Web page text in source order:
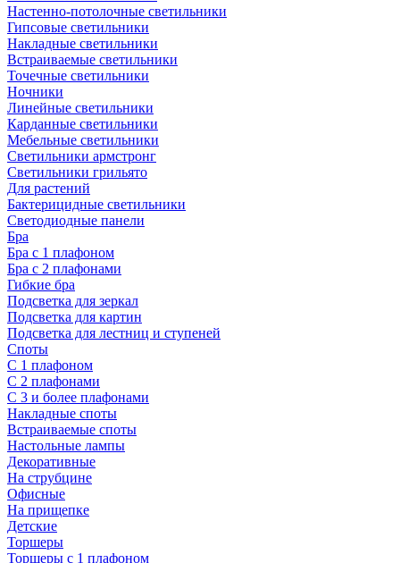
Настенно-потолочные светильники
Гипсовые светильники
Накладные светильники
Встраиваемые светильники
Точечные светильники
Ночники
Линейные светильники
Карданные светильники
Мебельные светильники
Светильники армстронг
Светильники грильято
Для растений
Бактерицидные светильники
Светодиодные панели
Бра
Бра с 1 плафоном
Бра с 2 плафонами
Гибкие бра
Подсветка для зеркал
Подсветка для картин
Подсветка для лестниц и ступеней
Споты
С 1 плафоном
С 2 плафонами
С 3 и более плафонами
Накладные споты
Встраиваемые споты
Настольные лампы
Декоративные
На струбцине
Офисные
На прищепке
Детские
Торшеры
Торшеры с 1 плафоном